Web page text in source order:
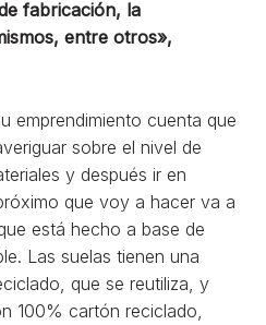
fabricación, la
entre otros»,
emprendimiento cuenta que
sobre el nivel de
y después ir en
que voy a hacer va a
está hecho a base de
Las suelas tienen una
que se reutiliza, y
100% cartón reciclado,